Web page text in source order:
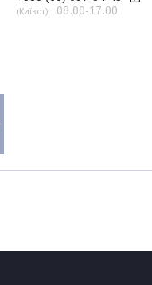
Київст 08.00-17.00